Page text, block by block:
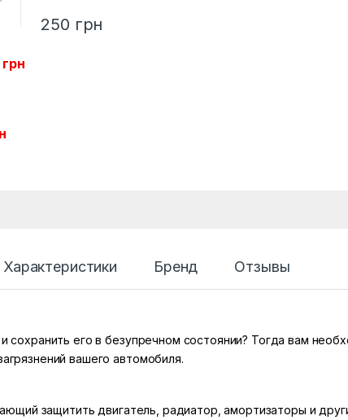
250 грн
грн
Характеристики Бренд Отзывы
его в безупречном состоянии? Тогда вам
вашего автомобиля.
защитить двигатель, радиатор, амортизаторы и